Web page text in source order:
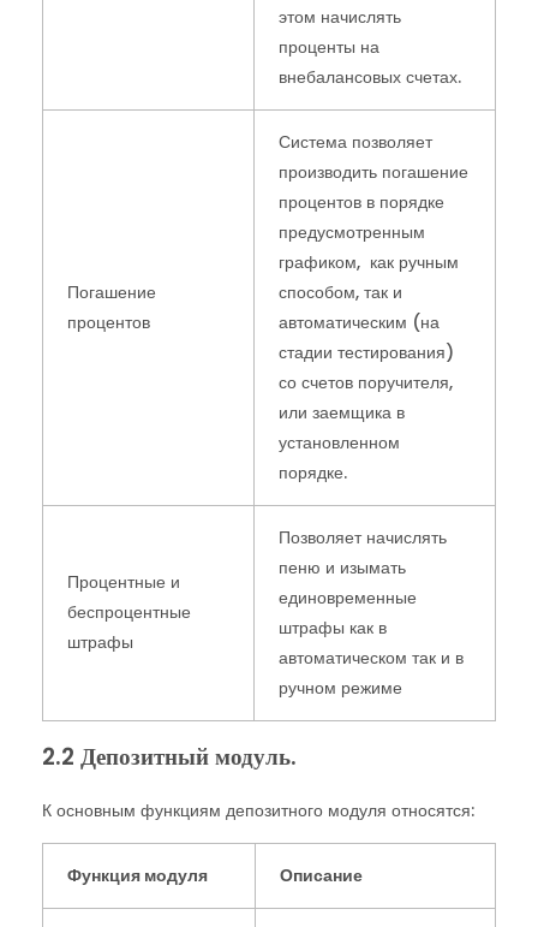
этом начислять
проценты на
внебалансовых счетах.
Погашение
процентов
Система позволяет
производить погашение
процентов в порядке
предусмотренным
графиком, как ручным
способом, так и
автоматическим (на
стадии тестирования)
со счетов поручителя,
или заемщика в
установленном
порядке.
Процентные и
беспроцентные
штрафы
Позволяет начислять
пеню и изымать
единовременные
штрафы как в
автоматическом так и в
ручном режиме
2.2 Депозитный модуль.
К основным функциям депозитного модуля относятся:
Функция модуля Описание